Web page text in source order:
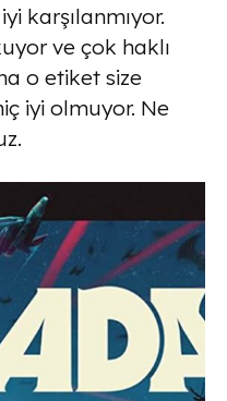
karşılanmıyor.
ve çok haklı
o etiket size
iyi olmuyor. Ne